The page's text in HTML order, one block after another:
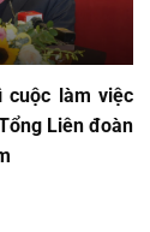
cuộc làm việc
Liên đoàn